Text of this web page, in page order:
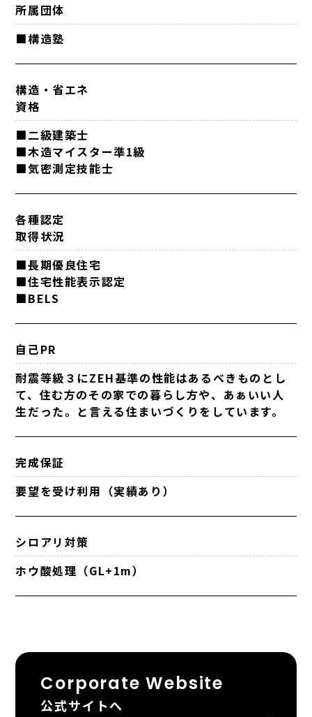
所属団体
■構造塾
構造・省エネ
資格
■二級建築士
■木造マイスター準1級
■気密測定技能士
各種認定
取得状況
■長期優良住宅
■住宅性能表示認定
■BELS
自己PR
耐震等級３にZEH基準の性能はあるべきものとし
て、住む方のその家での暮らし方や、あぁいい人
生だった。と言える住まいづくりをしています。
完成保証
要望を受け利用（実績あり）
シロアリ対策
ホウ酸処理（GL+1m）
Corporate Website
公式サイトへ